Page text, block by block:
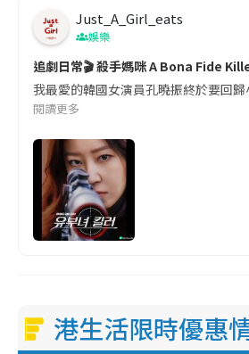
Just_A_Girl_eats
娛樂
追劇日常🎬 殺手媽咪 A Bona Fide
我最愛的韓國女演員孔曉振終於要回
閱讀更多
港生活限時優惠